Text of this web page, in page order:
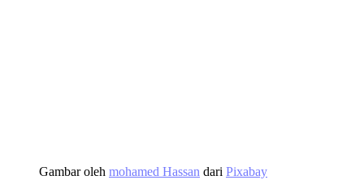
Gambar oleh mohamed Hassan dari Pixabay